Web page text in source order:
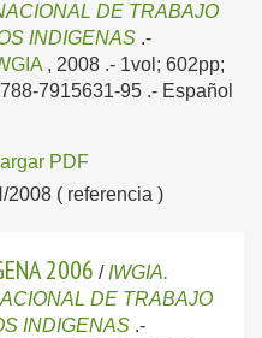
DE TRABAJO
INDIGENAS .-
, 2008 .- 1vol; 602pp;
7915631-95 .- Español
PDF
2008 ( referencia )
2006 / IWGIA.
DE TRABAJO
INDIGENAS .-